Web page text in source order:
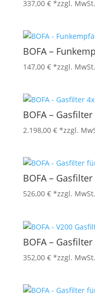
337,00 € *zzgl. MwSt.
BOFA –
147,00 € *zzgl. MwSt.
BOFA –
2.198,00 € *zzgl.
BOFA –
526,00 € *zzgl. MwSt.
BOFA –
352,00 € *zzgl. MwSt.